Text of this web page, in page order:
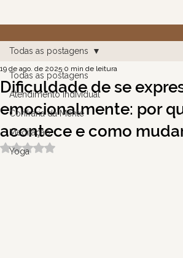
Todas as postagens
Atendimento Individual
Confraria da Mente
Meditação
Yoga
Todas as postagens
Dificuldade de se
emocionalmente: por
acontece e como
19 de ago. de 2025 0 min de leitura
Avaliado com NaN de 5 estrelas.